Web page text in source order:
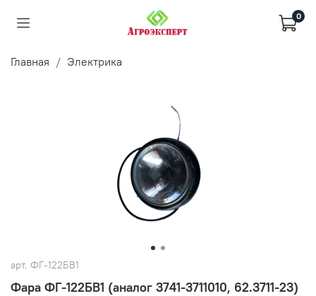
0
Главная Электрика
арт. ФГ-122БВ1
Фара ФГ-122БВ1 (аналог 3741-3711010, 62.3711-23)